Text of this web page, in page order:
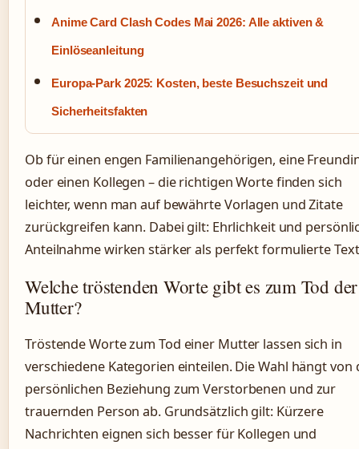
Anime Card Clash Codes Mai 2026: Alle aktiven &
Einlöseanleitung
Europa-Park 2025: Kosten, beste Besuchszeit und
Sicherheitsfakten
Ob für einen engen Familienangehörigen, eine
oder einen Kollegen – die richtigen Worte finden sich
leichter, wenn man auf bewährte Vorlagen und Zitate
zurückgreifen kann. Dabei gilt: Ehrlichkeit und
Anteilnahme wirken stärker als perfekt formulierte
Welche tröstenden Worte gibt es zum Tod der
Mutter?
Tröstende Worte zum Tod einer Mutter lassen sich in
verschiedene Kategorien einteilen. Die Wahl hängt von
persönlichen Beziehung zum Verstorbenen und zur
trauernden Person ab. Grundsätzlich gilt: Kürzere
Nachrichten eignen sich besser für Kollegen und